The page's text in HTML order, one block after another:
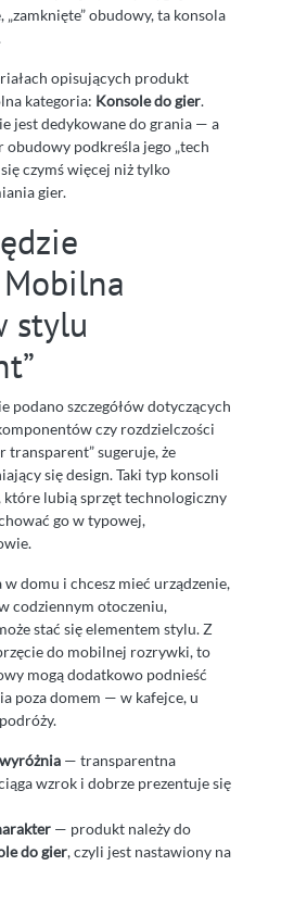
obudowy, ta konsola
opisujących produkt
kategoria: Konsole do gier.
jest dedykowane do grania — a
podkreśla jego „tech
czymś więcej niż tylko
gier.
stylu
podano szczegółów dotyczących
czy rozdzielczości
transparent” sugeruje, że
się design. Taki typ konsoli
które lubią sprzęt technologiczny
go w typowej,
domu i chcesz mieć urządzenie,
codziennym otoczeniu,
stać się elementem stylu. Z
do mobilnej rozrywki, to
mogą dodatkowo podnieść
poza domem — w kafejce, u
— transparentna
wzrok i dobrze prezentuje się
— produkt należy do
do gier, czyli jest nastawiony na